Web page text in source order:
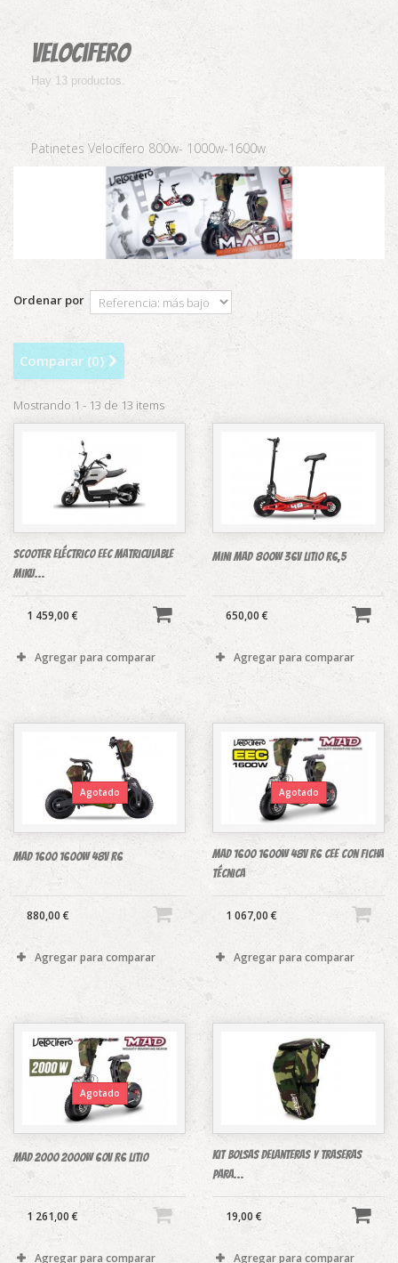
Velocifero
Hay 13 productos.
Patinetes Velocífero 800w- 1000w-1600w
Ordenar por
Comparar (0)
Mostrando 1 - 13 de 13 items
Scooter eléctrico EEC Matriculable
Miku...
1 459,00 €
Agregar para comparar
Mini Mad 800w 36v litio R6,5
650,00 €
Agregar para comparar
Agotado
MAD 1600 1600W 48V R6
880,00 €
Agregar para comparar
Agotado
MAD 1600 1600W 48V R6 CEE con ficha
técnica
1 067,00 €
Agregar para comparar
Agotado
MAD 2000 2000W 60V R6 LITIO
1 261,00 €
Agregar para comparar
kit bolsas delanteras y traseras
para...
19,00 €
Agregar para comparar